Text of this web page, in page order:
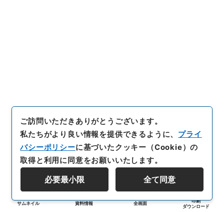
サムネイル 資料情報 全画面
印刷
ダウンロード
ご訪問いただきありがとうございます。
私たちがより良い情報を提供できるように、 プライ
バシーポリシーに基づいたクッキー（Cookie）の
取得と利用に同意をお願いいたします。
必要最小限 全て同意